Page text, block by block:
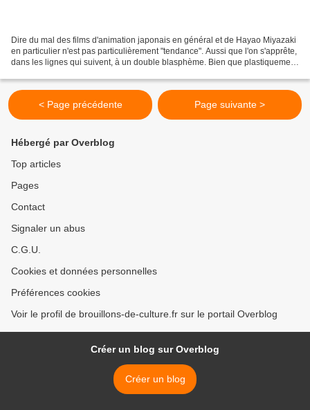
Dire du mal des films d'animation japonais en général et de Hayao Miyazaki
en particulier n'est pas particulièrement "tendance". Aussi que l'on s'apprête,
dans les lignes qui suivent, à un double blasphème. Bien que plastiquement
< Page précédente Page suivante >
Hébergé par Overblog
Top articles
Pages
Contact
Signaler un abus
C.G.U.
Cookies et données personnelles
Préférences cookies
Voir le profil de brouillons-de-culture.fr sur le portail Overblog
Créer un blog sur Overblog
Créer un blog